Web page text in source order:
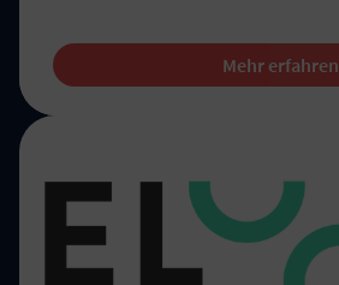
Mehr erfahren